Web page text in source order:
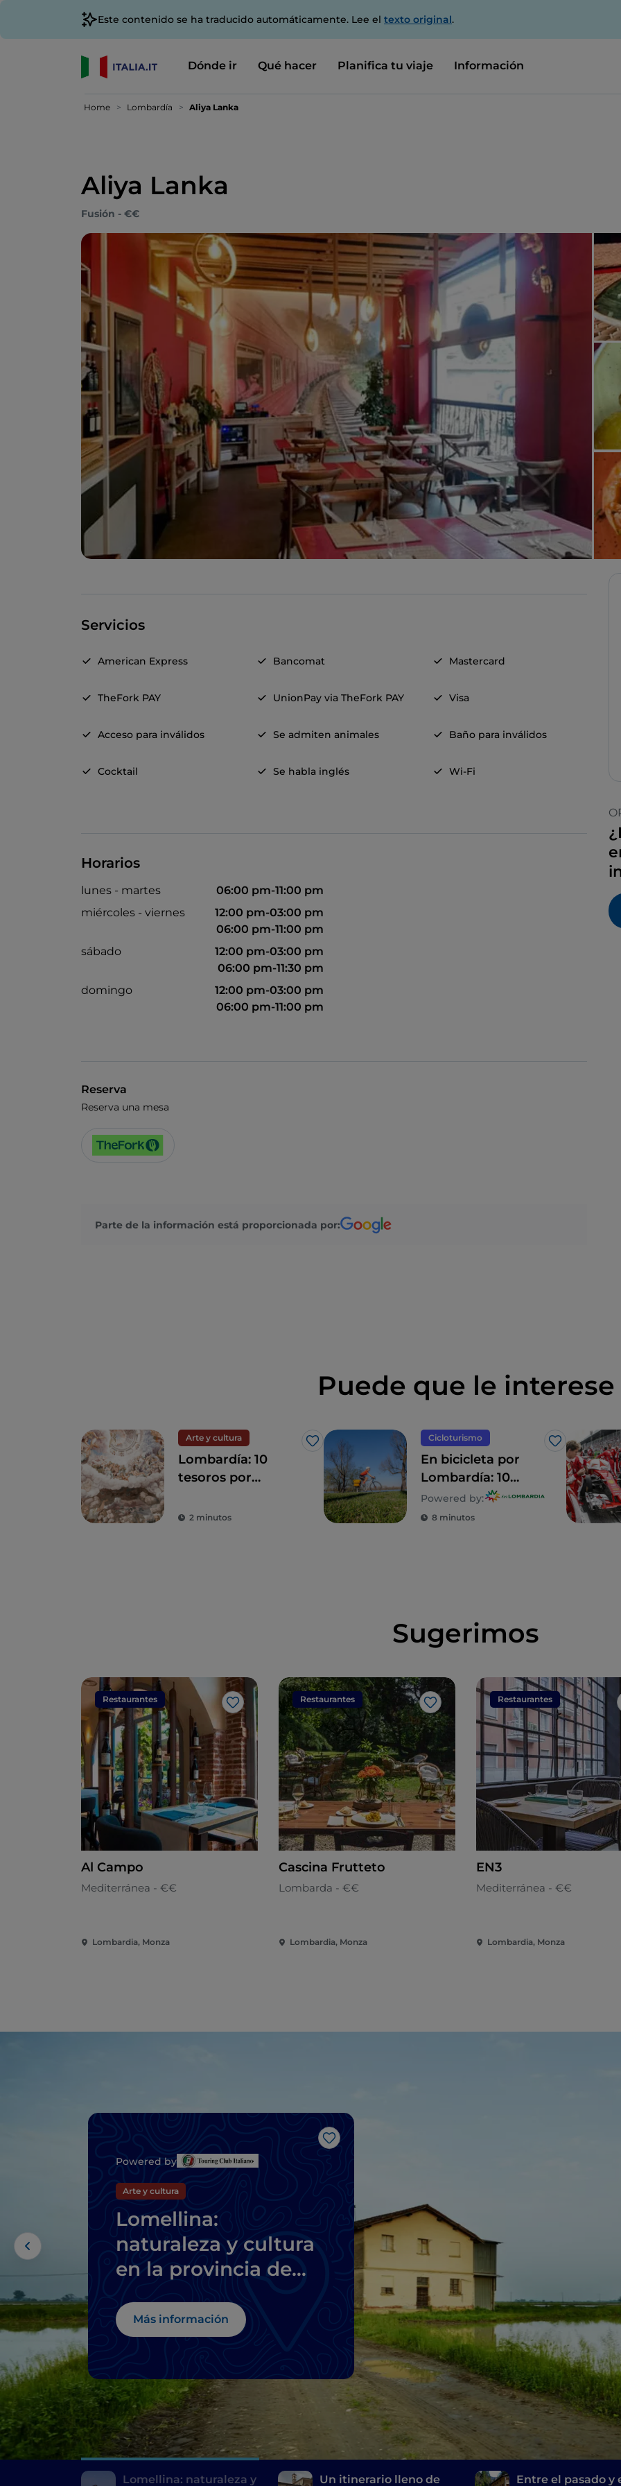
Este contenido se ha traducido automáticamente. Lee el texto original.
Dónde ir Qué hacer Planifica tu viaje Información
Home Lombardía Aliya Lanka
Aliya Lanka
Fusión - €€
Servicios
American Express Bancomat Mastercard
TheFork PAY UnionPay via TheFork PAY Visa
Acceso para inválidos Se admiten animales Baño para inválidos
Cocktail Se habla inglés Wi-Fi
Horarios
lunes - martes
06:00 pm-11:00 pm
miércoles - viernes
12:00 pm-03:00 pm
06:00 pm-11:00 pm
sábado
12:00 pm-03:00 pm
06:00 pm-11:30 pm
domingo
12:00 pm-03:00 pm
06:00 pm-11:00 pm
Reserva
Reserva una mesa
Parte de la información está proporcionada por:
Puede que le interese
Arte y cultura
Me gusta
Lombardía: 10
tesoros por
Milán y sus
2 minutos
Cicloturismo
Me gusta
En bicicleta por
Lombardía: 10
itinerarios en
familia
Powered by:
8 minutos
Sugerimos
Restaurantes
Me gusta
Al Campo
Mediterránea - €€
Lombardia, Monza
Restaurantes
Me gusta
Cascina Frutteto
Lombarda - €€
Lombardia, Monza
Restaurantes
EN3
Mediterránea - €€
Lombardia, Monza
Me gusta
Powered by
Arte y cultura
Lomellina:
naturaleza y cultura
en la provincia de
Más información
Lomellina: naturaleza y Un itinerario lleno de Entre el pasado y